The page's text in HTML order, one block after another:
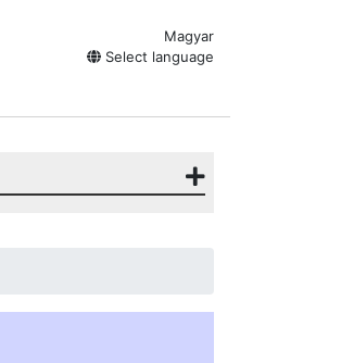
Magyar
Select language